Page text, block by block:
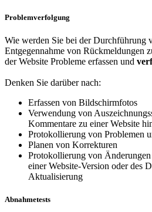
Problemverfolgung
Wie werden Sie bei der Durchführung
Entgegennahme von Rückmeldungen
der Website Probleme erfassen und
Denken Sie darüber nach:
Erfassen von Bildschirmfotos
Verwendung von
Kommentare zu einer Website
Protokollierung von Problemen
Planen von Korrekturen
Protokollierung von
einer Website-Version oder des
Aktualisierung
Abnahmetests